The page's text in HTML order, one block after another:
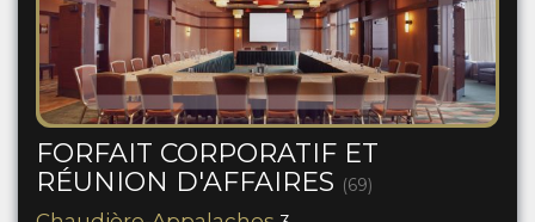
FORFAIT CORPORATIF ET
RÉUNION D'AFFAIRES (69)